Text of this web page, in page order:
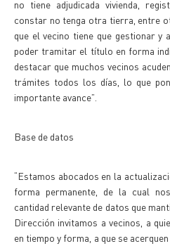
no tiene adjudicada vivienda,
constar no tenga otra tierra, entre
que el vecino tiene que gestionar y
poder tramitar el título en forma
destacar que muchos vecinos
trámites todos los días, lo que
importante avance”.
Base de datos
“Estamos abocados en la
forma permanente, de la cual
cantidad relevante de datos que
Dirección invitamos a vecinos, a
en tiempo y forma, a que se